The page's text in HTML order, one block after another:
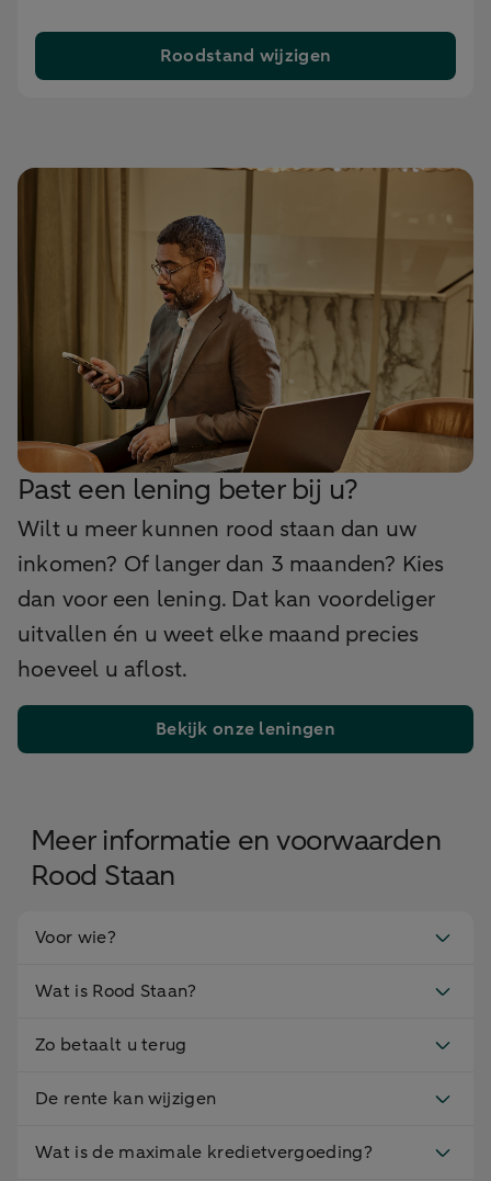
Roodstand wijzigen
Past een lening beter bij u?
Wilt u meer kunnen rood staan dan uw
inkomen? Of langer dan 3 maanden? Kies
dan voor een lening. Dat kan voordeliger
uitvallen én u weet elke maand precies
hoeveel u aflost.
Bekijk onze leningen
Meer informatie en voorwaarden
Rood Staan
Voor wie?
Wat is Rood Staan?
Zo betaalt u terug
De rente kan wijzigen
Wat is de maximale kredietvergoeding?